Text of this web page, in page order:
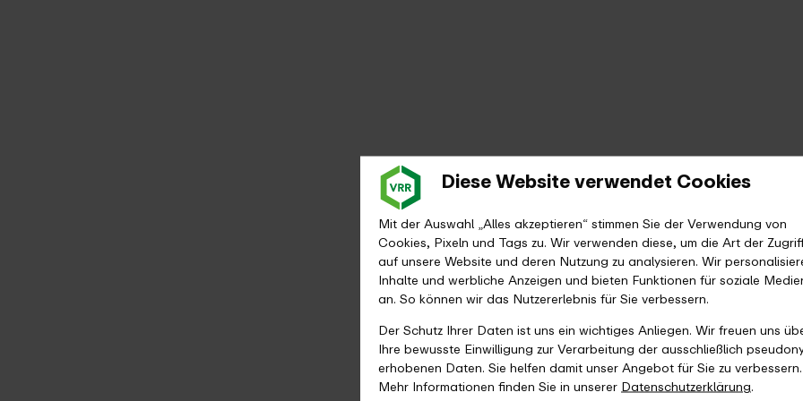
Diese Website verwendet Cookies
Mit der Auswahl „Alles akzeptieren“ stimmen Sie der Verwendung von
Cookies, Pixeln und Tags zu. Wir verwenden diese, um die Art der
auf unsere Website und deren Nutzung zu analysieren. Wir
Inhalte und werbliche Anzeigen und bieten Funktionen für soziale
an. So können wir das Nutzererlebnis für Sie verbessern.
Der Schutz Ihrer Daten ist uns ein wichtiges Anliegen. Wir freuen uns
Ihre bewusste Einwilligung zur Verarbeitung der ausschließlich
erhobenen Daten. Sie helfen damit unser Angebot für Sie zu verbessern.
Mehr Informationen finden Sie in unsererDatenschutzerklärung.